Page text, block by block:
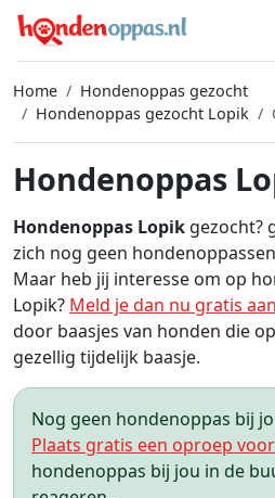
Home
Hondenoppas gezocht
Hondenoppas gezocht Lopik
Hondenoppas
Hondenoppas Lopik gezocht?
zich nog geen
Maar heb jij interesse om op
Lopik? Meld je dan nu gratis aan
door baasjes van honden die
gezellig tijdelijk baasje.
Nog geen hondenoppas bij
Plaats gratis een oproep
hondenoppas bij jou in de